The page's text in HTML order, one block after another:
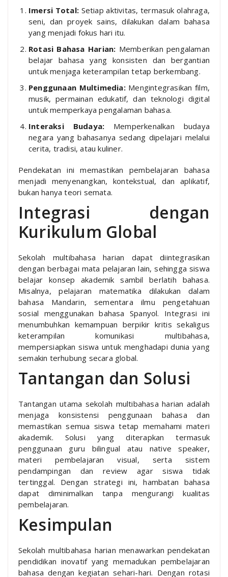
Imersi Total: Setiap aktivitas, termasuk olahraga,
seni, dan proyek sains, dilakukan dalam bahasa
yang menjadi fokus hari itu.
Rotasi Bahasa Harian: Memberikan pengalaman
belajar bahasa yang konsisten dan bergantian
untuk menjaga keterampilan tetap berkembang.
Penggunaan Multimedia:Mengintegrasikan film,
musik, permainan edukatif, dan teknologi digital
untuk memperkaya pengalaman bahasa.
Interaksi Budaya: Memperkenalkan budaya
negara yang bahasanya sedang dipelajari melalui
cerita, tradisi, atau kuliner.
Pendekatan ini memastikan pembelajaran bahasa
menjadi menyenangkan, kontekstual, dan aplikatif,
bukan hanya teori semata.
Integrasi dengan
Kurikulum Global
Sekolah multibahasa harian dapat diintegrasikan
dengan berbagai mata pelajaran lain, sehingga siswa
belajar konsep akademik sambil berlatih bahasa.
Misalnya, pelajaran matematika dilakukan dalam
bahasa Mandarin, sementara ilmu pengetahuan
sosial menggunakan bahasa Spanyol. Integrasi ini
menumbuhkan kemampuan berpikir kritis sekaligus
keterampilan komunikasi multibahasa,
mempersiapkan siswa untuk menghadapi dunia yang
semakin terhubung secara global.
Tantangan dan Solusi
Tantangan utama sekolah multibahasa harian adalah
menjaga konsistensi penggunaan bahasa dan
memastikan semua siswa tetap memahami materi
akademik. Solusi yang diterapkan termasuk
penggunaan guru bilingual atau native speaker,
materi pembelajaran visual, serta sistem
pendampingan dan review agar siswa tidak
tertinggal. Dengan strategi ini, hambatan bahasa
dapat diminimalkan tanpa mengurangi kualitas
pembelajaran.
Kesimpulan
Sekolah multibahasa harian menawarkan pendekatan
pendidikan inovatif yang memadukan pembelajaran
bahasa dengan kegiatan sehari-hari. Dengan rotasi